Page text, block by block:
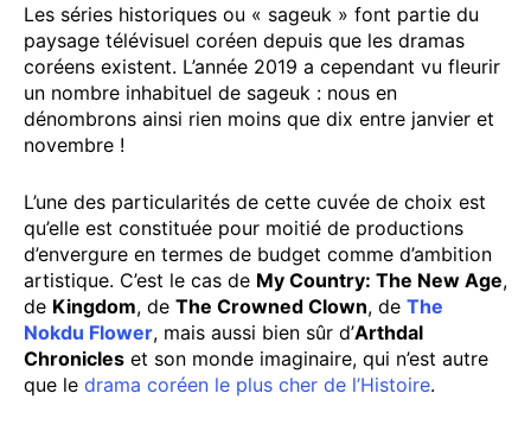
Les séries historiques ou « sageuk » font partie du
paysage télévisuel coréen depuis que les dramas
coréens existent. L’année 2019 a cependant vu fleurir
un nombre inhabituel de sageuk : nous en
dénombrons ainsi rien moins que dix entre janvier et
novembre !
L’une des particularités de cette cuvée de choix est
qu’elle est constituée pour moitié de productions
d’envergure en termes de budget comme d’ambition
artistique. C’est le cas de My Country: The New Age,
de Kingdom, de The Crowned Clown, de The
Nokdu Flower, mais aussi bien sûr d’Arthdal
Chronicles et son monde imaginaire, qui n’est autre
que le drama coréen le plus cher de l’Histoire.